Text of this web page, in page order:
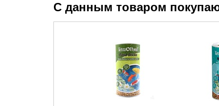
С данным товаром